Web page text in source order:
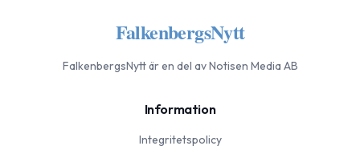
FalkenbergsNytt
FalkenbergsNyttär en del av Notisen Media AB
Information
Integritetspolicy